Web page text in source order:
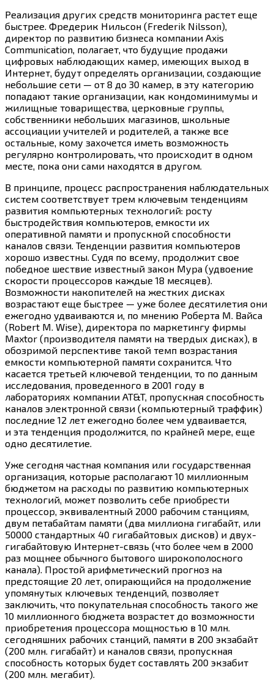
Реализация других средств мониторинга растет еще
быстрее. Фредерик Нильсон (Frederik Nilsson),
директор по развитию бизнеса компании Axis
Communication, полагает, что будущие продажи
цифровых наблюдающих камер, имеющих выход в
Интернет, будут определять организации, создающие
небольшие сети — от 8 до 30 камер, в эту категорию
попадают такие организации, как кондоминимумы и
жилищные товарищества, церковные группы,
собственники небольших магазинов, школьные
ассоциации учителей и родителей, а также все
остальные, кому захочется иметь возможность
регулярно контролировать, что происходит в одном
месте, пока они сами находятся в другом.
В принципе, процесс распространения наблюдательных
систем соответствует трем ключевым тенденциям
развития компьютерных технологий: росту
быстродействия компьютеров, емкости их
оперативной памяти и пропускной способности
каналов связи. Тенденции развития компьютеров
хорошо известны. Судя по всему, продолжит свое
победное шествие известный закон Мура (удвоение
скорости процессоров каждые 18 месяцев).
Возможности накопителей на жестких дисках
возрастают еще быстрее — уже более десятилетия они
ежегодно удваиваются и, по мнению Роберта М. Вайса
(Robert M. Wise), директора по маркетингу фирмы
Maxtor (производителя памяти на твердых дисках), в
обозримой перспективе такой темп возрастания
емкости компьютерной памяти сохранится. Что
касается третьей ключевой тенденции, то по данным
исследования, проведенного в 2001 году в
лабораториях компании AT&T, пропускная способность
каналов электронной связи (компьютерный траффик)
последние 12 лет ежегодно более чем удваивается,
и эта тенденция продолжится, по крайней мере, еще
одно десятилетие.
Уже сегодня частная компания или государственная
организация, которые располагают 10 миллионным
бюджетом на расходы по развитию компьютерных
технологий, может позволить себе приобрести
процессор, эквивалентный 2000 рабочим станциям,
двум петабайтам памяти (два миллиона гигабайт, или
50000 стандартных 40 гигабайтовых дисков) и двух-
гигабайтовую Интернет-связь (что более чем в 2000
раз мощнее обычного бытового широкополосного
канала). Простой арифметический прогноз на
предстоящие 20 лет, опирающийся на продолжение
упомянутых ключевых тенденций, позволяет
заключить, что покупательная способность такого же
10 миллионного бюджета возрастет до возможности
приобретения процессора мощностью в 10 млн.
сегодняшних рабочих станций, памяти в 200 экзабайт
(200 млн. гигабайт) и каналов связи, пропускная
способность которых будет составлять 200 экзабит
(200 млн. мегабит).